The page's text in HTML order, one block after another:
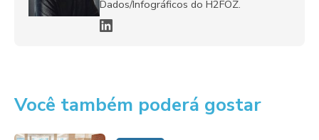
Dados/Infográficos do H2FOZ.
Você também poderá gostar